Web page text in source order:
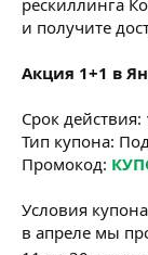
и получите
Акция 1+1 в
Срок действия:
Тип купона:
Промокод:
Условия
в апреле мы